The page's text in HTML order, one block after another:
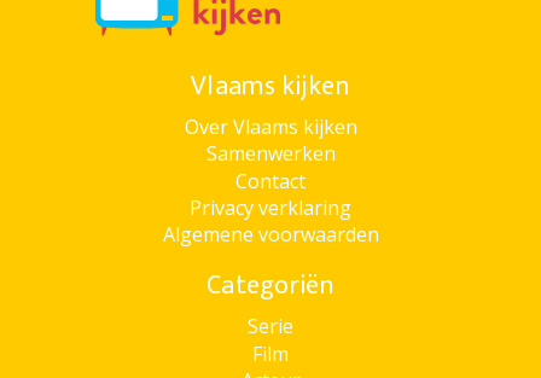
Vlaams kijken
Over Vlaams kijken
Samenwerken
Contact
Privacy verklaring
Algemene voorwaarden
Categoriën
Serie
Film